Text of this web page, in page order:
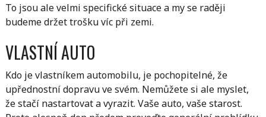
To jsou ale velmi specifické situace a my se raději
budeme držet trošku víc při zemi.
VLASTNÍ AUTO
Kdo je vlastníkem automobilu, je pochopitelné, že
upřednostní dopravu ve svém. Nemůžete si ale myslet,
že stačí nastartovat a vyrazit. Vaše auto, vaše starost.